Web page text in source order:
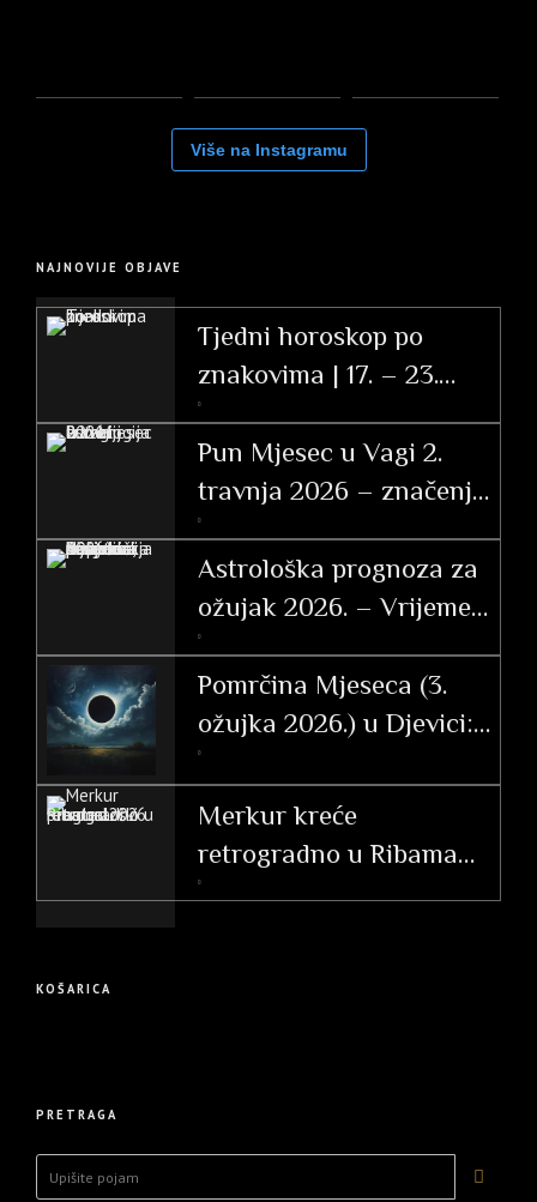
Više na Instagramu
NAJNOVIJE OBJAVE
Tjedni horoskop po
znakovima | 17. – 23.
svibnja 2026.
Pun Mjesec u Vagi 2.
travnja 2026 – značenje
po znakovima
Astrološka prognoza za
ožujak 2026. – Vrijeme
tranzicije, akcije i velikih
otkrića
Pomrčina Mjeseca (3.
ožujka 2026.) u Djevici:
Vodič i utjecaj po
ascendentu
Merkur kreće
retrogradno u Ribama
(26. 2. – 20. 3. 2026.)
KOŠARICA
PRETRAGA